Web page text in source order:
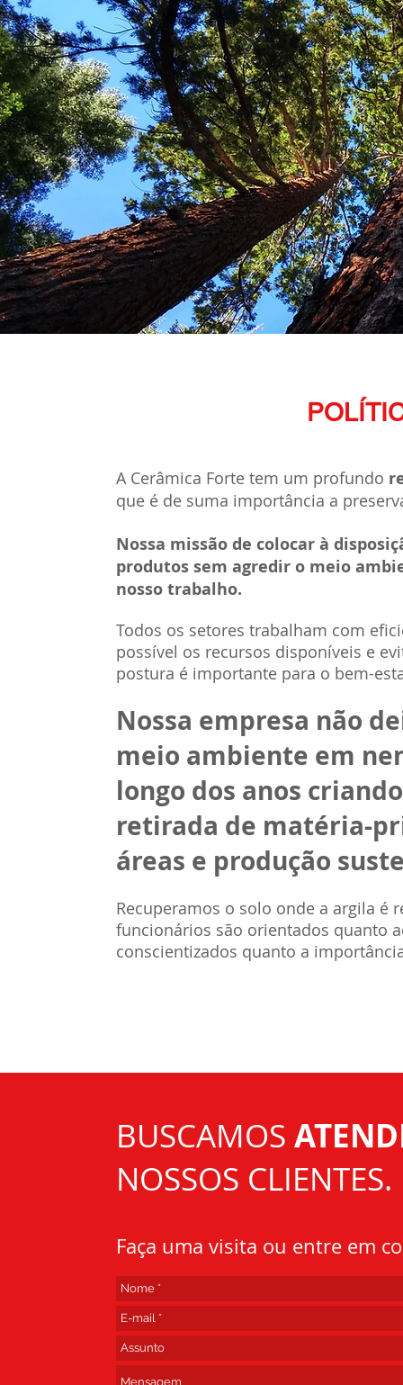
A Cerâmica Forte tem um profundo
que é de suma importância a
Nossa missão de colocar à
produtos sem agredir o meio
nosso trabalho.
Todos os setores trabalham com
possível os recursos disponíveis e
postura é importante para o bem-
Nossa empresa não
meio ambiente em
longo dos anos
retirada de matéria-
áreas e produção
Recuperamos o solo onde a argila é
funcionários são orientados quanto
conscientizados quanto a
BUSCAMOS
NOSSOS CLIENTES.
Faça uma visita ou entre em